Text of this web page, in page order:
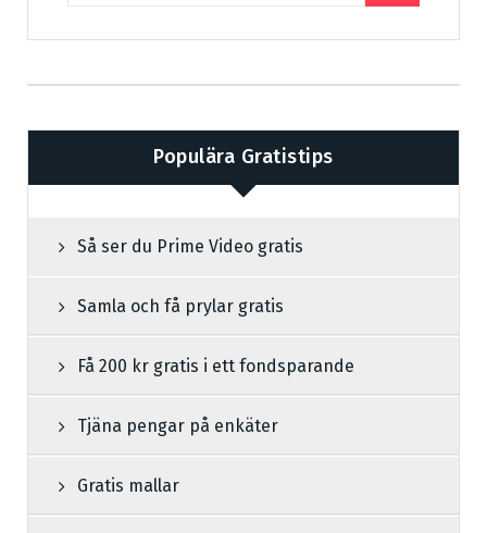
Populära Gratistips
Så ser du Prime Video gratis
Samla och få prylar gratis
Få 200 kr gratis i ett fondsparande
Tjäna pengar på enkäter
Gratis mallar